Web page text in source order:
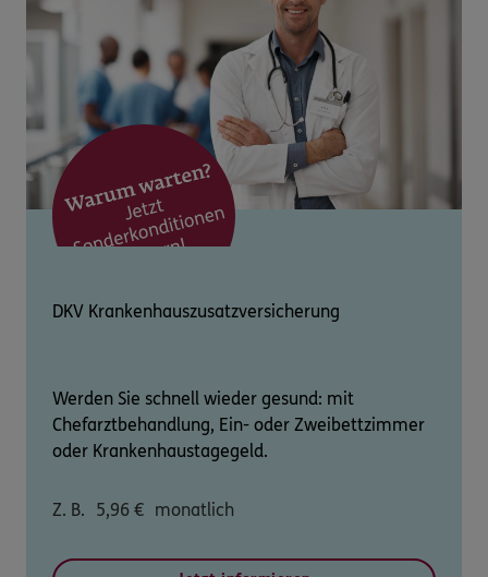
DKV Krankenhauszusatzversicherung
Werden Sie schnell wieder gesund: mit
Chefarztbehandlung, Ein- oder Zweibettzimmer
oder Krankenhaustagegeld.
Z. B. 5,96 € monatlich